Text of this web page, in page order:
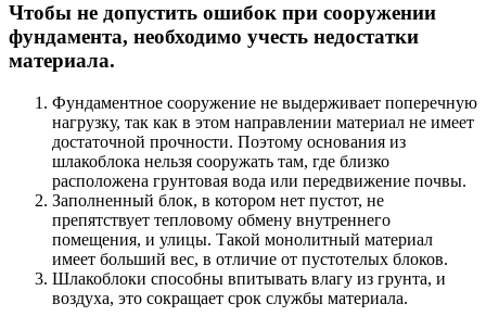
Чтобы не допустить ошибок при сооружении
фундамента, необходимо учесть недостатки
материала.
Фундаментное сооружение не выдерживает поперечную
нагрузку, так как в этом направлении материал не имеет
достаточной прочности. Поэтому основания из
шлакоблока нельзя сооружать там, где близко
расположена грунтовая вода или передвижение почвы.
Заполненный блок, в котором нет пустот, не
препятствует тепловому обмену внутреннего
помещения, и улицы. Такой монолитный материал
имеет больший вес, в отличие от пустотелых блоков.
Шлакоблоки способны впитывать влагу из грунта, и
воздуха, это сокращает срок службы материала.